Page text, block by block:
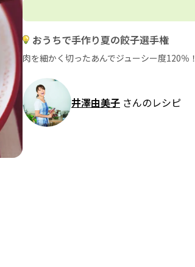
おうちで手作り夏の餃子選手権
肉を細かく切ったあんでジューシー度120％！
井澤由美子 さんのレシピ